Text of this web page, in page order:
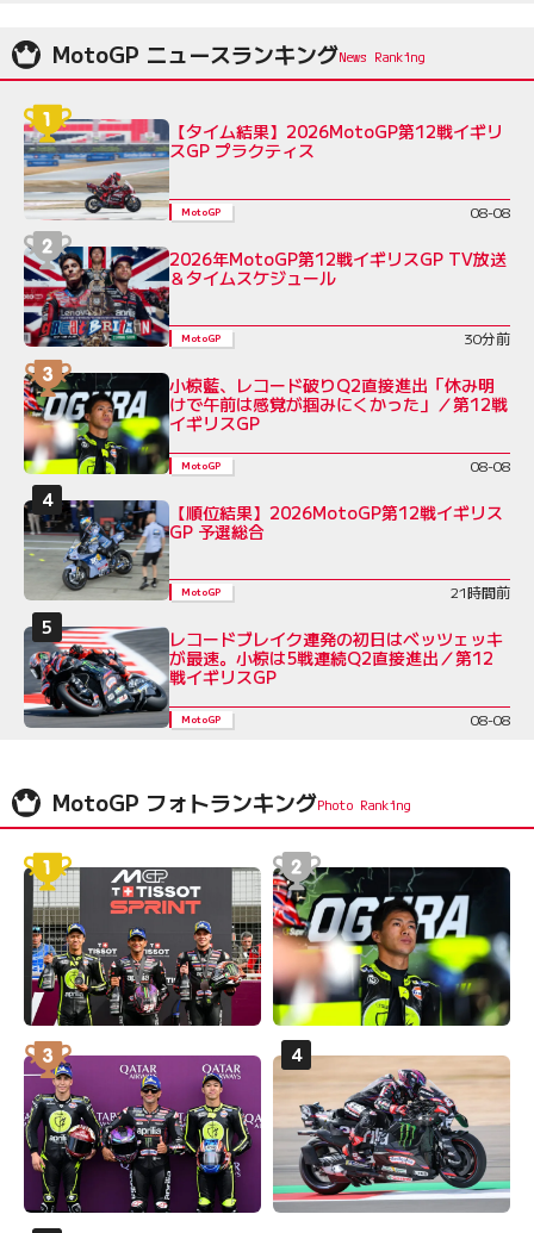
MotoGP ニュースランキング
【タイム結果】2026MotoGP第12戦イギリ
スGP プラクティス
MotoGP 08-08
2026年MotoGP第12戦イギリスGP TV放送
＆タイムスケジュール
MotoGP 30分前
小椋藍、レコード破りQ2直接進出「休み明
けで午前は感覚が掴みにくかった」／第12戦
イギリスGP
MotoGP 08-08
【順位結果】2026MotoGP第12戦イギリス
GP 予選総合
MotoGP 21時間前
レコードブレイク連発の初日はベッツェッキ
が最速。小椋は5戦連続Q2直接進出／第12
戦イギリスGP
MotoGP 08-08
MotoGP フォトランキング